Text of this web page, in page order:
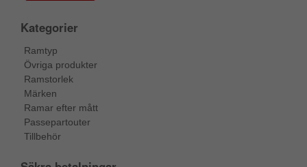
Kategorier
Ramtyp
Övriga produkter
Ramstorlek
Märken
Ramar efter mått
Passepartouter
Tillbehör